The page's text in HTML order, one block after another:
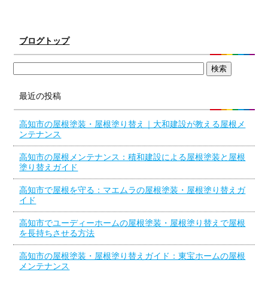
ブログトップ
最近の投稿
高知市の屋根塗装・屋根塗り替え｜大和建設が教える屋根メ
ンテナンス
高知市の屋根メンテナンス：積和建設による屋根塗装と屋根
塗り替えガイド
高知市で屋根を守る：マエムラの屋根塗装・屋根塗り替えガ
イド
高知市でユーディーホームの屋根塗装・屋根塗り替えで屋根
を長持ちさせる方法
高知市の屋根塗装・屋根塗り替えガイド：東宝ホームの屋根
メンテナンス